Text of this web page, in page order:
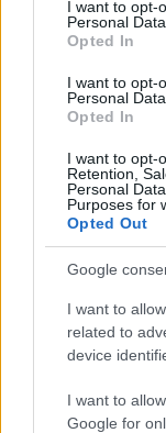
I want to opt-
Personal Data.
Opted In
I want to opt-
Personal
Opted In
I want to opt-
Retention,
Personal
Purposes for
Opted Out
Google
I want to
related to
device
I want to
Google for